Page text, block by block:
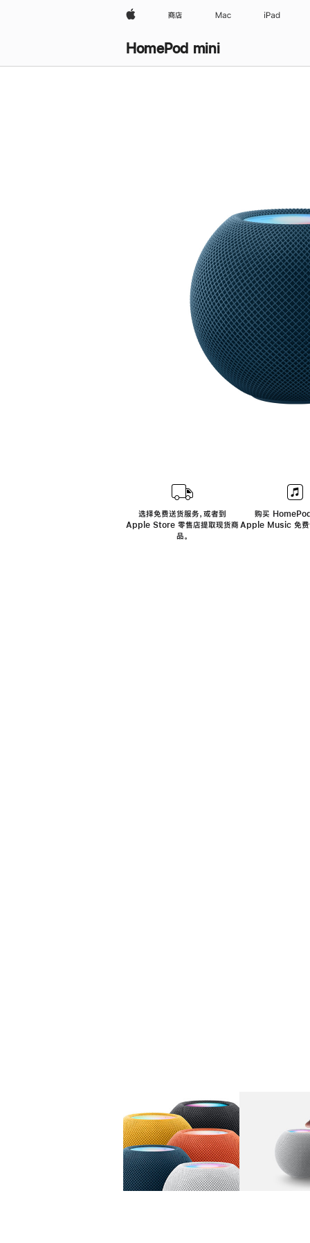
Apple 商店 Mac iPad
HomePod mini
选择免费送货服务，或者到
Apple Store 零售店提取现货商
品。
购买
Apple Music 免费
图库 图像 1